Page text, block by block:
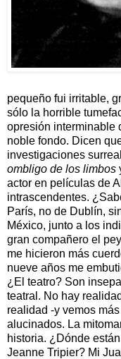
pequeño fui irritable,
sólo la horrible
opresión interminable
noble fondo. Dicen
investigaciones
ombligo de los limbos
actor en películas de
intrascendentes.
París, no de Dublín,
México, junto a los
gran compañero el
me hicieron más
nueve años me
¿El teatro? Son
teatral. No hay
realidad -y vemos
alucinados. La
historia. ¿Dónde
Jeanne Tripier? Mi